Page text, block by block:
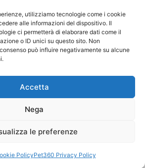
utilizziamo tecnologie come i cookie
alle informazioni del dispositivo. Il
ci permetterà di elaborare dati come il
o ID unici su questo sito. Non
può influire negativamente su alcune
Accetta
Nega
le preferenze
PolicyPet360 Privacy Policy
Seguici sui social
@pet360_official
pet breeder channel
official
Srl – copyright 2026